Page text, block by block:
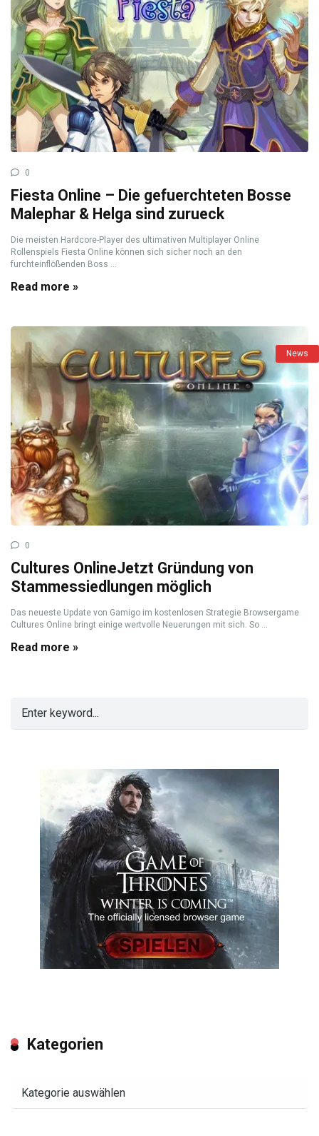
0
Fiesta Online – Die gefuerchteten Bosse
Malephar & Helga sind zurueck
Die meisten Hardcore-Player des ultimativen Multiplayer Online
Rollenspiels Fiesta Online können sich sicher noch an den
furchteinflößenden Boss ...
Read more »
News
0
Cultures OnlineJetzt Gründung von
Stammessiedlungen möglich
Das neueste Update von Gamigo im kostenlosen Strategie Browsergame
Cultures Online bringt einige wertvolle Neuerungen mit sich. So ...
Read more »
Kategorien